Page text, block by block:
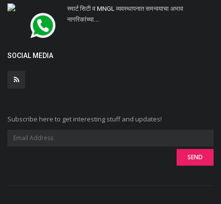
स्मार्ट सिटी व MNGL व्यवस्थापनात समन्वयाचा अभाव
नागरिकांच्या...
SOCIAL MEDIA
Subscribe here to get interesting stuff and updates!